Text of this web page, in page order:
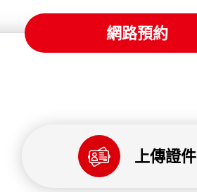
網路預約
上傳證件